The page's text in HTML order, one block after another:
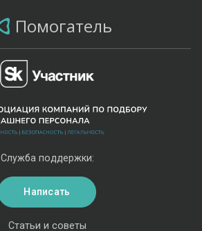
Помогатель
Статьи и советы
Служба поддержки:
Написать